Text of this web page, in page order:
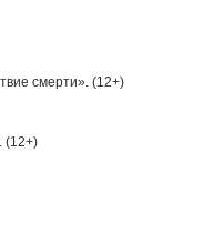
смерти». (12+)
(12+)